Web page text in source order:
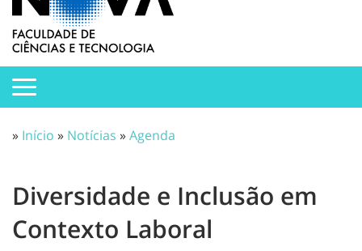
» Início » Notícias »Agenda
Diversidade e Inclusão em
Contexto Laboral